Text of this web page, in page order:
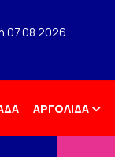
07.08.2026
ΑΡΓΟΛΙΔΑ